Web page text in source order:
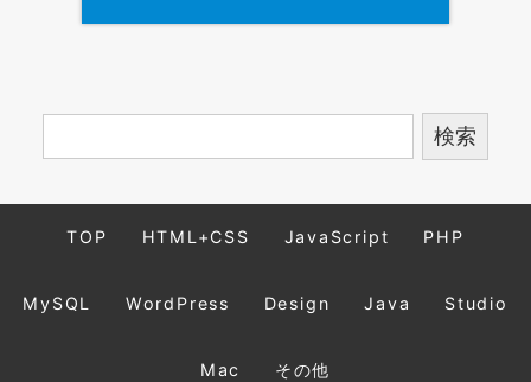
TOP HTML+CSS JavaScript PHP
MySQL WordPress Design Java Studio
Mac その他